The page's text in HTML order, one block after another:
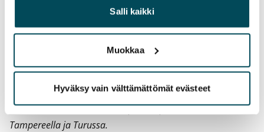
heille tai joita on kerätty, kun olet käyttänyt heidän
palvelujaan.
Salli kaikki
Muokkaa
Hyväksy vain välttämättömät evästeet
JAKELU:NASDAQ Helsinki Oy, Euronext Dublin,
keskeiset tiedotusvälineet,www.sato.fi
SATO Oyj on vastuullisen vuokra-asumisen asiantuntija ja
yksi Suomen suurimmista vuokranantajista. SATO omistaa
noin 25 000 vuokra-asuntoa pääkaupunkiseudulla,
Tampereella ja Turussa.